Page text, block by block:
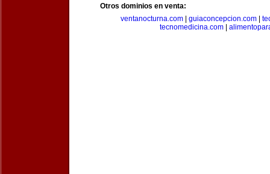
Otros dominios en venta:
ventanocturna.com| guiaconcepcion.com|
tecnomedicina.com|